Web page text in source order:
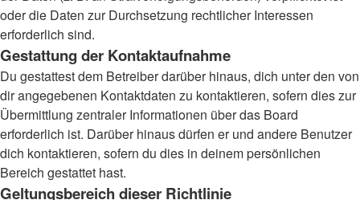
oder die Daten zur Durchsetzung rechtlicher Interessen
erforderlich sind.
Gestattung der Kontaktaufnahme
Du gestattest dem Betreiber darüber hinaus, dich unter den von
dir angegebenen Kontaktdaten zu kontaktieren, sofern dies zur
Übermittlung zentraler Informationen über das Board
erforderlich ist. Darüber hinaus dürfen er und andere Benutzer
dich kontaktieren, sofern du dies in deinem persönlichen
Bereich gestattet hast.
Geltungsbereich dieser Richtlinie